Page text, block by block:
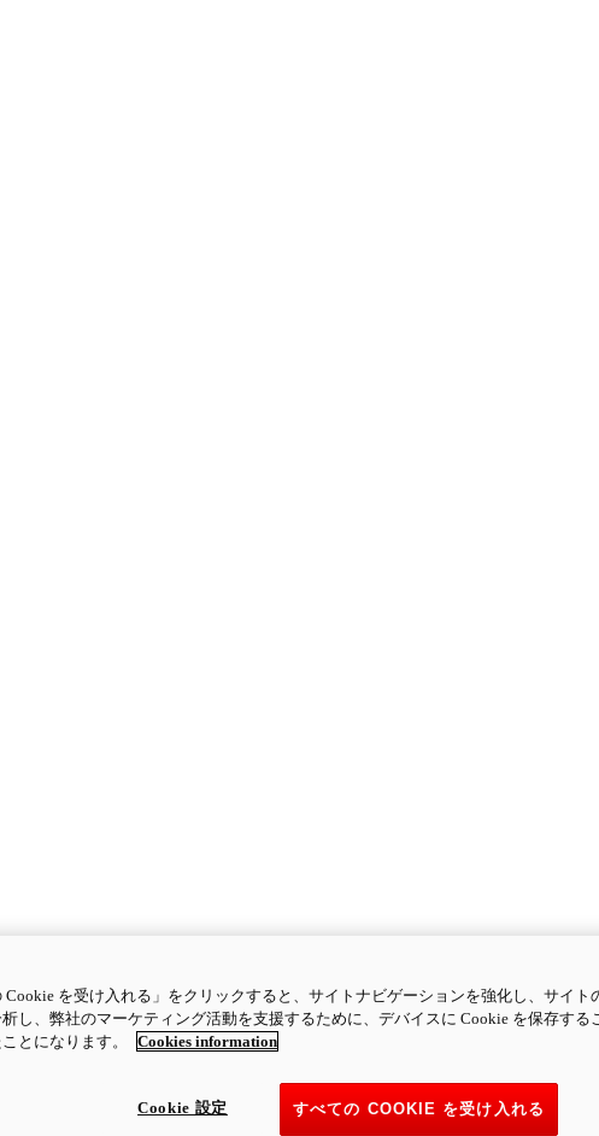
Cookie を受け入れる」をクリックすると、サイトナビゲーションを強化し、サイト
し、弊社のマーケティング活動を支援するために、デバイスに Cookie を保存する
とになります。
Cookies information
すべての COOKIE を受け入れる
Cookie 設定